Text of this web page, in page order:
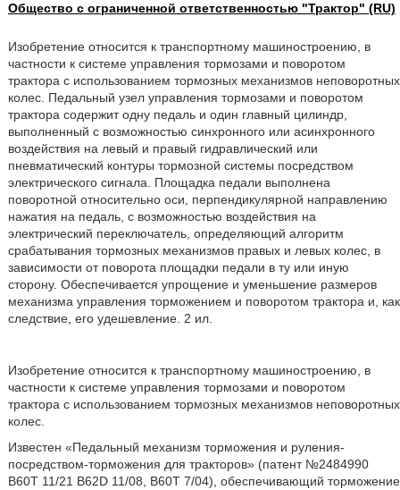
Общество с ограниченной ответственностью "Трактор" (RU)
Изобретение относится к транспортному машиностроению, в
частности к системе управления тормозами и поворотом
трактора с использованием тормозных механизмов неповоротных
колес. Педальный узел управления тормозами и поворотом
трактора содержит одну педаль и один главный цилиндр,
выполненный с возможностью синхронного или асинхронного
воздействия на левый и правый гидравлический или
пневматический контуры тормозной системы посредством
электрического сигнала. Площадка педали выполнена
поворотной относительно оси, перпендикулярной направлению
нажатия на педаль, с возможностью воздействия на
электрический переключатель, определяющий алгоритм
срабатывания тормозных механизмов правых и левых колес, в
зависимости от поворота площадки педали в ту или иную
сторону. Обеспечивается упрощение и уменьшение размеров
механизма управления торможением и поворотом трактора и, как
следствие, его удешевление. 2 ил.
Изобретение относится к транспортному машиностроению, в
частности к системе управления тормозами и поворотом
трактора с использованием тормозных механизмов неповоротных
колес.
Известен «Педальный механизм торможения и руления-
посредством-торможения для тракторов» (патент №2484990
B60T 11/21 B62D 11/08, B60T 7/04), обеспечивающий торможение